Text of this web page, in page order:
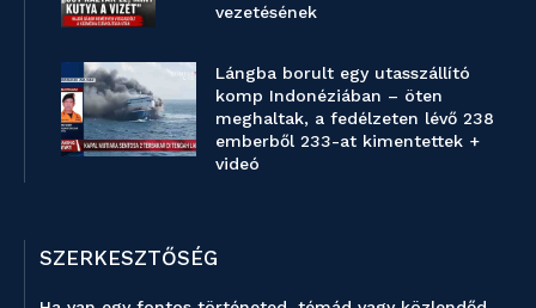
vezetésének
Lángba borult egy utasszállító
komp Indonéziában – öten
meghaltak, a fedélzeten lévő 238
emberből 233-at kimentettek +
videó
SZERKESZTŐSÉG